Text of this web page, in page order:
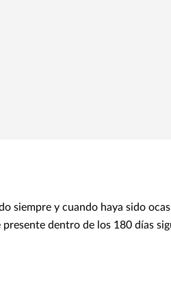
siempre y cuando haya sido
dentro de los 180 días